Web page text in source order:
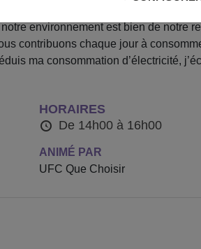
environnement est bien de notre
contribuons chaque jour à
ma consommation d’électricité,
HORAIRES
De 14h00 à 16h00
ANIMÉ PAR
UFC Que Choisir